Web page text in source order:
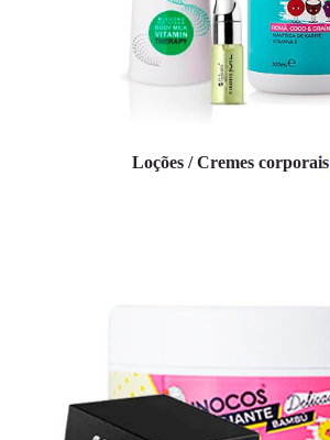
Loções / Cremes corporais